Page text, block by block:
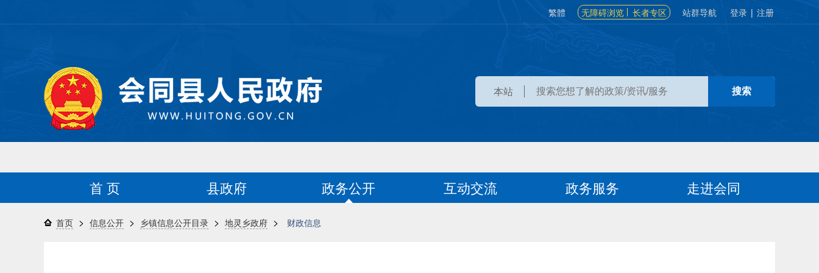
繁體 无障碍浏览 长者专区 站群导航 登录 | 注册
本站
首 页 县政府 政务公开 互动交流 政务服务 走进会同
首页 > 信息公开 > 乡镇信息公开目录 > 地灵乡政府 > 财政信息